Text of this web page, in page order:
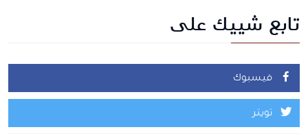
تابع شييك على
فيسبوك
تويتر